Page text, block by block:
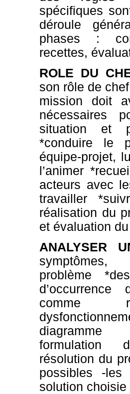
spécifiques
déroule
phases :
recettes,
ROLE DU
son rôle de
mission doit
nécessaires
situation et
*conduire le
équipe-projet,
l’animer
acteurs avec
travailler
réalisation du
et évaluation
ANALYSER
symptômes,
problème
comme
formulation
résolution du
possibles -
solution choisie